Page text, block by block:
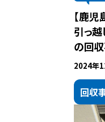
【鹿
引っ
の回
2024年
回収